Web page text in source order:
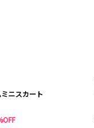
ニスカート